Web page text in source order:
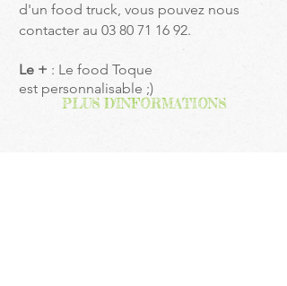
d'un food truck, vous pouvez nous
contacter au 03 80 71 16 92.
Le + : Le food Toque
est personnalisable ;)
PLUS D'INFORMATIONS